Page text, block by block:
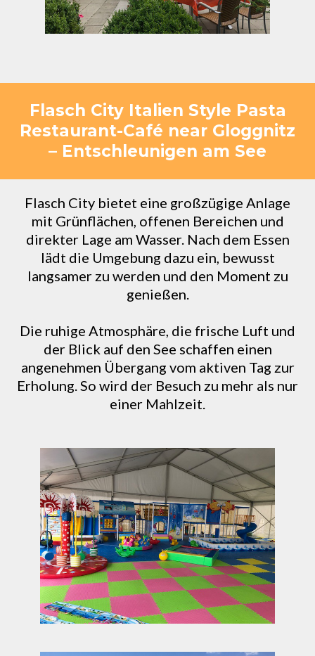
Flasch City Italien Style Pasta
Restaurant-Café near Gloggnitz
– Entschleunigen am See
Flasch City bietet eine großzügige Anlage
mit Grünflächen, offenen Bereichen und
direkter Lage am Wasser. Nach dem Essen
lädt die Umgebung dazu ein, bewusst
langsamer zu werden und den Moment zu
genießen.
Die ruhige Atmosphäre, die frische Luft und
der Blick auf den See schaffen einen
angenehmen Übergang vom aktiven Tag zur
Erholung. So wird der Besuch zu mehr als nur
einer Mahlzeit.